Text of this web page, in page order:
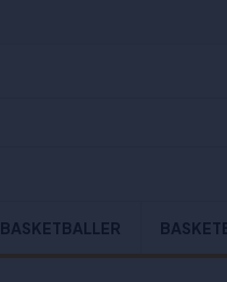
BASKETBALLER